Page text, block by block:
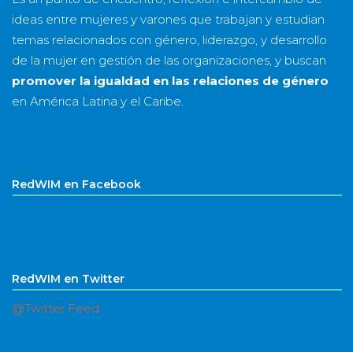
ideas entre mujeres y varones que trabajan y estudian
temas relacionados con género, liderazgo, y desarrollo
de la mujer en gestión de las organizaciones, y buscan
promover la igualdad en las relaciones de género
en América Latina y el Caribe.
RedWIM en Facebook
RedWIM en Twitter
@Twitter Feed